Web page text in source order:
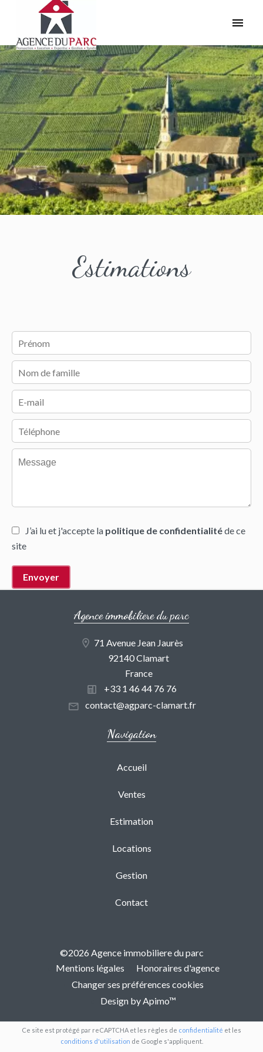
Estimations
J’ai lu et j'accepte la politique de confidentialitéde ce
site
Envoyer
Agence immobiliere du parc
71 Avenue Jean Jaurès
92140 Clamart
France
+33 1 46 44 76 76
contact@agparc-clamart.fr
Navigation
Accueil
Ventes
Estimation
Locations
Gestion
Contact
©2026 Agence immobiliere du parc
Mentions légales
Honoraires d'agence
Changer ses préférences cookies
Design byApimo™
Ce site est protégé par reCAPTCHA et les règles de confidentialité et les
conditions d'utilisation de Google s'appliquent.